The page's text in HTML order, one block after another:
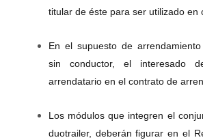
titular de éste para ser utilizado en
En el supuesto de arrendamiento
sin conductor, el interesado
arrendatario en el contrato de
Los módulos que integren el
duotrailer, deberán figurar en el